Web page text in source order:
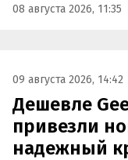
08 августа 2026, 11:35
09 августа 2026, 14:42
Дешевле
привезли
надежный